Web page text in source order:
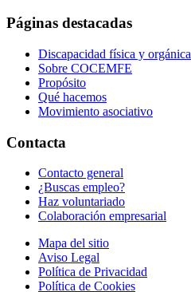
Páginas destacadas
Discapacidad física y orgánica
Sobre COCEMFE
Propósito
Qué hacemos
Movimiento asociativo
Contacta
Contacto general
¿Buscas empleo?
Haz voluntariado
Colaboración empresarial
Mapa del sitio
Aviso Legal
Política de Privacidad
Política de Cookies